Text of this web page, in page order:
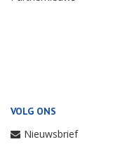
VOLG ONS
Nieuwsbrief